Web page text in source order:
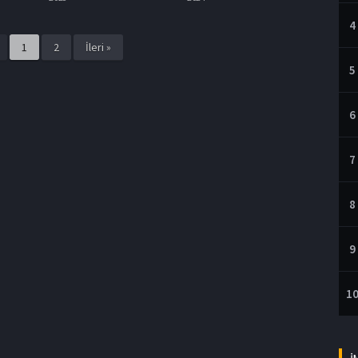
1 2 İleri »
4
5
6
7
8
9
10